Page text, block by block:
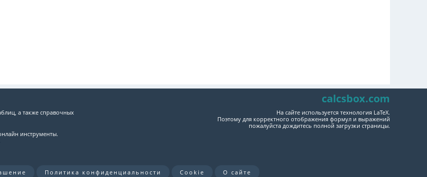
а также справочных
инструменты.
calcsbox.com
На сайте используется технология LaTeX.
Поэтому для корректного отображения формул и выражений
пожалуйста дождитесь полной загрузки страницы.
Политика конфиденциальности Cookie О сайте